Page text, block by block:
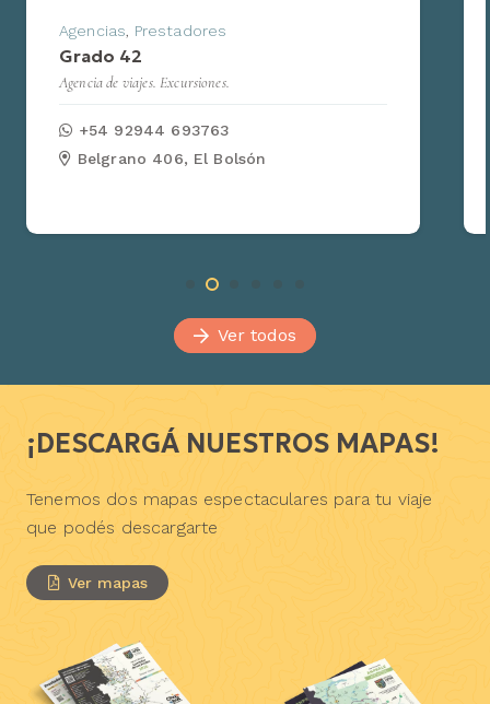
Agencias Prestadores
Grado 42
Agencia de viajes. Excursiones.
+54 92944 693763
Belgrano 406, El Bolsón
Ver todos
¡DESCARGÁ NUESTROS MAPAS!
Tenemos dos mapas espectaculares para tu viaje
que podés descargarte
Ver mapas